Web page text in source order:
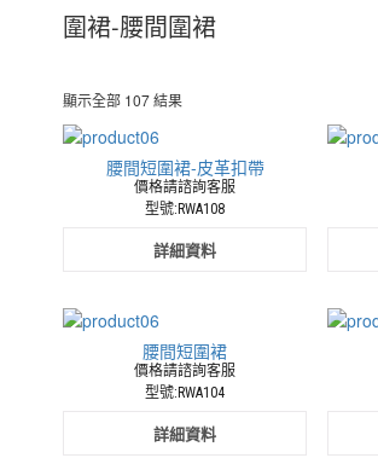
圍裙-腰間圍裙
顯示全部 107 結果
腰間短圍裙-皮革扣帶
價格請諮詢客服
型號:RWA108
詳細資料
腰間短圍裙
價格請諮詢客服
型號:RWA104
詳細資料